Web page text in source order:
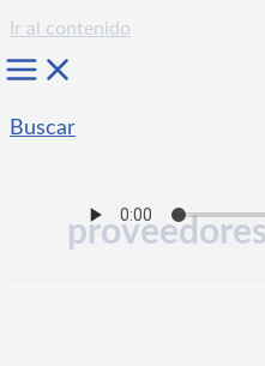
Ir al contenido
Buscar